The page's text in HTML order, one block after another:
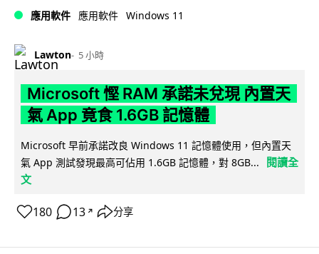
應用軟件 應用軟件 Windows 11
Lawton 5 小時
Microsoft 慳 RAM 承諾未兌現 內置天
氣 App 竟食 1.6GB 記憶體
Microsoft 早前承諾改良 Windows 11 記憶體使用，但內置天
氣 App 測試發現最高可佔用 1.6GB 記憶體，對 8GB...
閱讀全
文
180 13 ↗ 分享